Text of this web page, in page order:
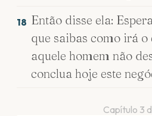
18 Então disse ela:
que saibas como irá o
aquele homem não
conclua hoje este
Capítulo 3